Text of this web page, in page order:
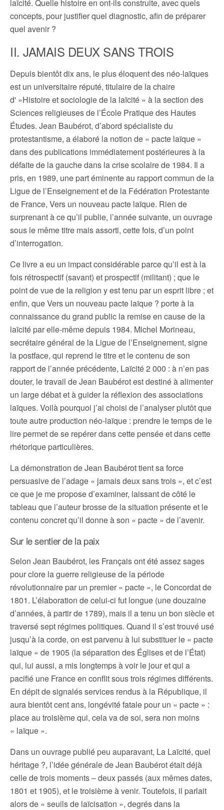
laïcité. Quelle histoire en ont-ils construite, avec quels
concepts, pour justifier quel diagnostic, afin de préparer
quel avenir ?
II. JAMAIS DEUX SANS TROIS
Depuis bientôt dix ans, le plus éloquent des néo-laïques
est un universitaire réputé, titulaire de la chaire
d' »Histoire et sociologie de la laïcité » à la section des
Sciences religieuses de l’École Pratique des Hautes
Études. Jean Baubérot, d’abord spécialiste du
protestantisme, a élaboré la notion de « pacte laïque »
dans des publications immédiatement postérieures à la
défaite de la gauche dans la crise scolaire de 1984. Il a
pris, en 1989, une part éminente au rapport commun de la
Ligue de l’Enseignement et de la Fédération Protestante
de France, Vers un nouveau pacte laïque. Rien de
surprenant à ce qu’il publie, l’année suivante, un ouvrage
sous le même titre mais assorti, cette fois, d’un point
d’interrogation.
Ce livre a eu un impact considérable parce qu’il est à la
fois rétrospectif (savant) et prospectif (militant) ; que le
point de vue de la religion y est tenu par un esprit libre ; et
enfin, que Vers un nouveau pacte laïque ? porte à la
connaissance du grand public la remise en cause de la
laïcité par elle-même depuis 1984. Michel Morineau,
secrétaire général de la Ligue de l’Enseignement, signe
la postface, qui reprend le titre et le contenu de son
rapport de l’année précédente, Laïcité 2 000 : à n’en pas
douter, le travail de Jean Baubérot est destiné à alimenter
un large débat et à guider la réflexion des associations
laïques. Voilà pourquoi j’ai choisi de l’analyser plutôt que
toute autre production néo-laïque : prendre le temps de le
lire permet de se repérer dans cette pensée et dans cette
rhétorique particulières.
La démonstration de Jean Baubérot tient sa force
persuasive de l’adage « jamais deux sans trois », et c’est
ce que je me propose d’examiner, laissant de côté le
tableau que l’auteur brosse de la situation présente et le
contenu concret qu’il donne à son « pacte » de l’avenir.
Sur le sentier de la paix
Selon Jean Baubérot, les Français ont été assez sages
pour clore la guerre religieuse de la période
révolutionnaire par un premier « pacte », le Concordat de
1801. L’élaboration de celui-ci fut longue (une douzaine
d’années, à partir de 1789), mais il a tenu un bon siècle et
traversé sept régimes politiques. Quand il s’est trouvé usé
jusqu’à la corde, on est parvenu à lui substituer le « pacte
laïque » de 1905 (la séparation des Églises et de l’État)
qui, lui aussi, a mis longtemps à voir le jour et qui a
pacifié une France en conflit sous trois régimes différents.
En dépit de signalés services rendus à la République, il
aura bientôt cent ans, longévité fatale pour un « pacte » :
place au troisième qui, cela va de soi, sera non moins
« laïque ».
Dans un ouvrage publié peu auparavant, La Laïcité, quel
héritage ?, l’idée générale de Jean Baubérot était déjà
celle de trois moments – deux passés (aux mêmes dates,
1801 et 1905), et le troisième à venir. Toutefois, il parlait
alors de « seuils de laïcisation », degrés dans la